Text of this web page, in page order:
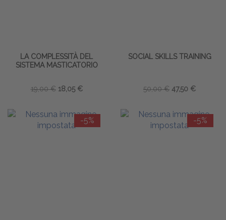
LA COMPLESSITÀ DEL
SISTEMA MASTICATORIO
19,00 € 18,05 €
SOCIAL SKILLS TRAINING
50,00 € 47,50 €
-5% -5%